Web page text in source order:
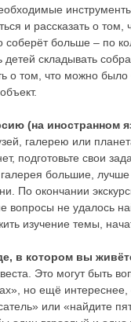
и рассказать о
соберёт больше – по
детей складывать
о том, что можно
(на иностранном
галерею или
подготовьте свои
большие,
По окончании
вопросы не удалось
изучение темы,
в котором вы
Это могут быть
но ещё
или «найдите